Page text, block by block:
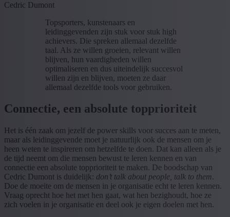
Cedric Dumont
Topsporters, kunstenaars en
leidinggevenden zijn stuk voor stuk high
achievers. Die spreken allemaal dezelfde
taal. Als ze willen groeien, relevant willen
blijven, hun vaardigheden willen
optimaliseren en dus uiteindelijk succesvol
willen zijn en blijven, moeten ze daar
allemaal dezelfde tools voor gebruiken.
Connectie, een absolute topprioriteit
Het is één zaak om jezelf de power skills voor succes aan te meten,
maar als leidinggevende moet je natuurlijk ook de mensen om je
heen weten te inspireren om hetzelfde te doen. Dat kan alleen als je
de tijd neemt om die mensen bewust te leren kennen en van
connectie een absolute topprioriteit te maken. De boodschap van
Cedric Dumont is duidelijk: don’t talk about people, talk to them.
Doe de moeite om de mensen in je organisatie echt te leren kennen.
Vraag oprecht hoe het met hen gaat, wat hen bezighoudt, hoe ze
zich voelen in je organisatie en deel ook je eigen doelen met hen.